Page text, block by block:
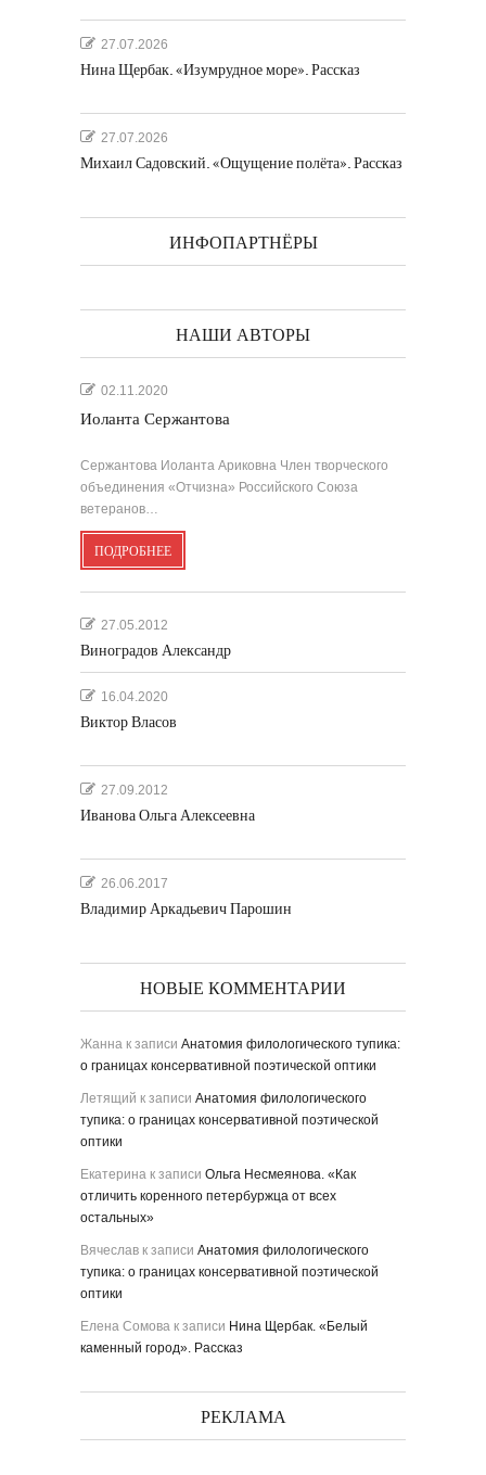
27.07.2026
Нина Щербак. «Изумрудное море». Рассказ
27.07.2026
Михаил Садовский. «Ощущение полёта». Рассказ
ИНФОПАРТНЁРЫ
НАШИ АВТОРЫ
02.11.2020
Иоланта Сержантова
Сержантова Иоланта Ариковна Член творческого
объединения «Отчизна» Российского Союза
ветеранов…
ПОДРОБНЕЕ
27.05.2012
Виноградов Александр
16.04.2020
Виктор Власов
27.09.2012
Иванова Ольга Алексеевна
26.06.2017
Владимир Аркадьевич Парошин
НОВЫЕ КОММЕНТАРИИ
Жанна к записи Анатомия филологического тупика:
о границах консервативной поэтической оптики
Летящий к записи Анатомия филологического
тупика: о границах консервативной поэтической
оптики
Екатерина к записи Ольга Несмеянова. «Как
отличить коренного петербуржца от всех
остальных»
Вячеслав к записи Анатомия филологического
тупика: о границах консервативной поэтической
оптики
Елена Сомова к записи Нина Щербак. «Белый
каменный город». Рассказ
РЕКЛАМА